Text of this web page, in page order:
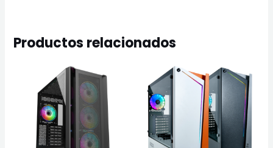
Productos relacionados